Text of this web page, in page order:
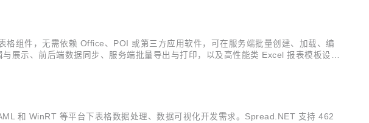
组件，无需依赖 Office、POI 或第三方应用软件，可在服务端批量创建、加载、编
示、前后端数据同步、服务端批量导出与打印，以及高性能类 Excel 报表模板设计
和 WinRT 等平台下表格数据处理、数据可视化开发需求。Spread.NET 支持 462